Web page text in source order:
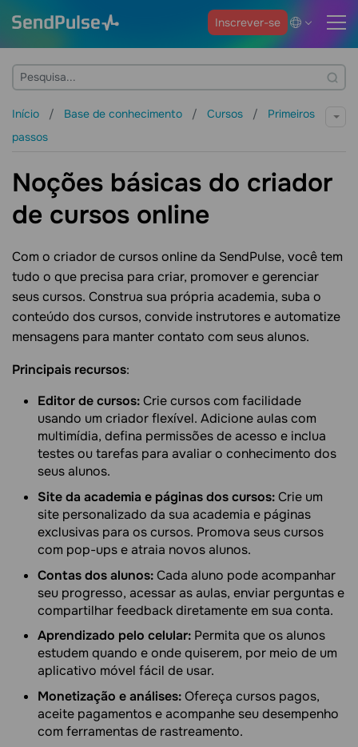
Inscrever-se
Início Base de conhecimento Cursos
Primeiros
passos
Noções básicas do criador
de cursos online
Com o criador de cursos online da SendPulse, você tem
tudo o que precisa para criar, promover e gerenciar
seus cursos. Construa sua própria academia, suba o
conteúdo dos cursos, convide instrutores e automatize
mensagens para manter contato com seus alunos.
Principais recursos:
Editor de cursos:Crie cursos com facilidade
usando um criador flexível. Adicione aulas com
multimídia, defina permissões de acesso e inclua
testes ou tarefas para avaliar o conhecimento dos
seus alunos.
Site da academia e páginas dos cursos:Crie um
site personalizado da sua academia e páginas
exclusivas para os cursos. Promova seus cursos
com pop-ups e atraia novos alunos.
Contas dos alunos:Cada aluno pode acompanhar
seu progresso, acessar as aulas, enviar perguntas e
compartilhar feedback diretamente em sua conta.
Aprendizado pelo celular: Permita que os alunos
estudem quando e onde quiserem, por meio de um
aplicativo móvel fácil de usar.
Monetização e análises:Ofereça cursos pagos,
aceite pagamentos e acompanhe seu desempenho
com ferramentas de rastreamento.